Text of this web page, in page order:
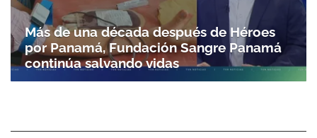
Más de una década después de Héroes
por Panamá, Fundación Sangre Panamá
continúa salvando vidas